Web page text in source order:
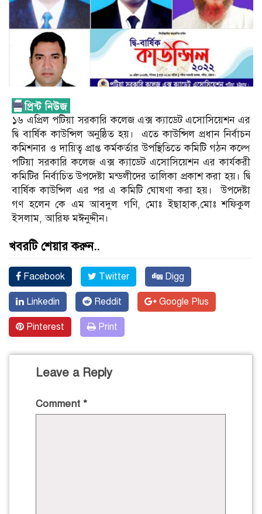
১৬ এপ্রিল পটিয়া সরকারি কলেজ এক্স ক্যাডেট এসোসিয়েশন এর
দ্বি বার্ষিক কাউন্সিল অনুষ্ঠিত হয়। এতে কাউন্সিল প্রধান নির্বাচন
কমিশনার ও দায়িত্ব প্রাপ্ত কর্মকর্তার উপস্থিতিতে কমিটি গঠন কল্পে
পটিয়া সরকারি কলেজ এক্স ক্যাডেট এসোসিয়েশন এর কার্যকরী
কমিটির নির্বাচিত উপদেষ্টা মন্ডলীদের তালিকা প্রকাশ করা হয়। দ্বি
বার্ষিক কাউন্সিল এর পর এ কমিটি ঘোষণা করা হয়। উপদেষ্টা
গণ হলেন কে এম আবদুল গণি, মোঃ ইছাহাক,মোঃ শফিকুল
ইসলাম, আরিফ মঈনুদ্দীন।
খবরটি শেয়ার করুন..
Facebook Twitter Digg
Linkedin Reddit Google Plus
Pinterest Print
Leave a Reply
Comment *